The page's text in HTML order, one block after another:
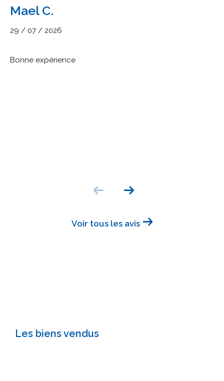
Mael C.
29 / 07 / 2026
Bonne expérience
Voir tous les avis
Les biens vendus